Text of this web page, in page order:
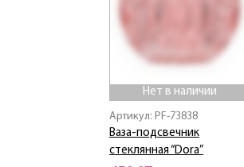
Нет в наличии
Артикул: PF-73838
Ваза-подсвечник
стеклянная “Dora”